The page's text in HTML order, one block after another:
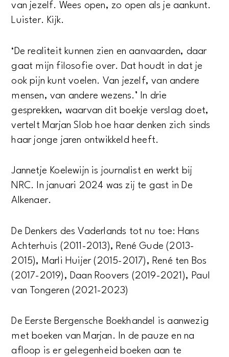
van jezelf. Wees open, zo open als je aankunt.
Luister. Kijk.
‘De realiteit kunnen zien en aanvaarden, daar
gaat mijn filosofie over. Dat houdt in dat je
ook pijn kunt voelen. Van jezelf, van andere
mensen, van andere wezens.’ In drie
gesprekken, waarvan dit boekje verslag doet,
vertelt Marjan Slob hoe haar denken zich sinds
haar jonge jaren ontwikkeld heeft.
Jannetje Koelewijn is journalist en werkt bij
NRC. In januari 2024 was zij te gast in De
Alkenaer.
De Denkers des Vaderlands tot nu toe: Hans
Achterhuis (2011-2013), René Gude (2013-
2015), Marli Huijer (2015-2017), René ten Bos
(2017-2019), Daan Roovers (2019-2021), Paul
van Tongeren (2021-2023)
De Eerste Bergensche Boekhandel is aanwezig
met boeken van Marjan. In de pauze en na
afloop is er gelegenheid boeken aan te